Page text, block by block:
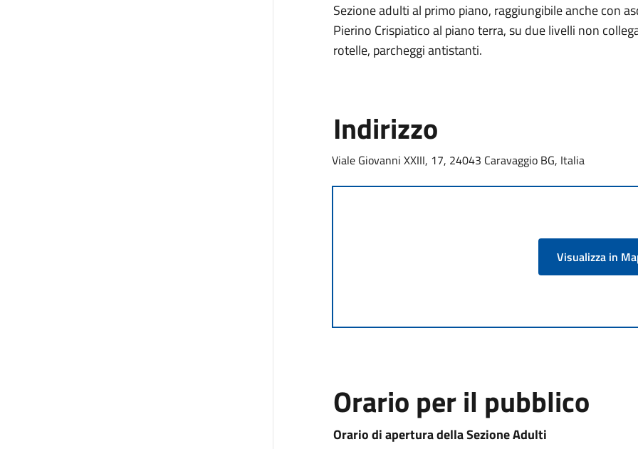
Sezione adulti al primo piano, raggiungibile anche con
Pierino Crispiatico al piano terra, su due livelli non
rotelle, parcheggi antistanti.
Indirizzo
Viale Giovanni XXIII, 17, 24043 Caravaggio BG, Italia
Visualizza in
Orario per il pubblico
Orario di apertura della Sezione Adulti